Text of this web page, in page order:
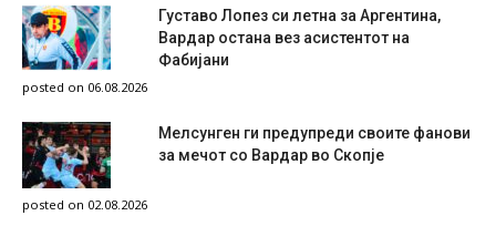
Густаво Лопез си летна за Аргентина,
Вардар остана вез асистентот на
Фабијани
posted on 06.08.2026
Мелсунген ги предупреди своите фанови
за мечот со Вардар во Скопје
posted on 02.08.2026